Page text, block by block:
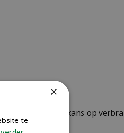
stof. De kans op
×
te